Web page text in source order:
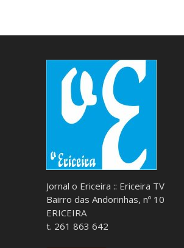
Jornal o Ericeira :: Ericeira TV
Bairro das Andorinhas, nº 10
ERICEIRA
t. 261 863 642